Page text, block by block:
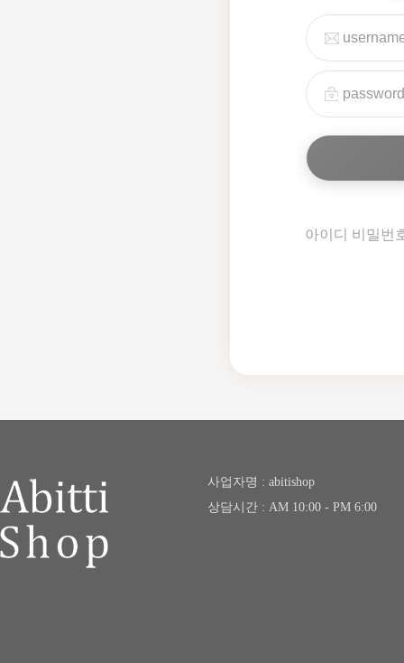
아이디 비밀번
사업자명 : abitishop
상담시간 : AM 10:00 - PM 6:00